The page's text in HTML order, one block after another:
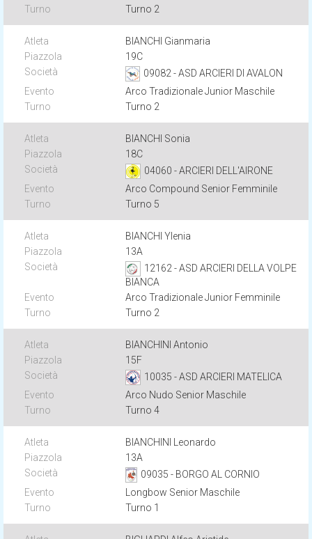
Turno 2
BIANCHI Gianmaria
19C
09082 - ASD ARCIERI DI AVALON
Arco Tradizionale Junior Maschile
Turno 2
BIANCHI Sonia
18C
04060 - ARCIERI DELL'AIRONE
Arco Compound Senior Femminile
Turno 5
BIANCHI Ylenia
13A
12162 - ASD ARCIERI DELLA VOLPE
BIANCA
Arco Tradizionale Junior Femminile
Turno 2
BIANCHINI Antonio
15F
10035 - ASD ARCIERI MATELICA
Arco Nudo Senior Maschile
Turno 4
BIANCHINI Leonardo
13A
09035 - BORGO AL CORNIO
Longbow Senior Maschile
Turno 1